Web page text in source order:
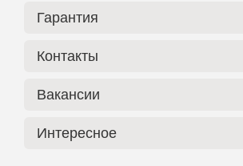
Гарантия
Контакты
Вакансии
Интересное